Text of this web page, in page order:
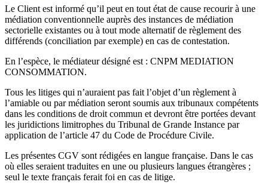
Le Client est informé qu’il peut en tout état de cause recourir à une
médiation conventionnelle auprès des instances de médiation
sectorielle existantes ou à tout mode alternatif de règlement des
différends (conciliation par exemple) en cas de contestation.
En l’espèce, le médiateur désigné est : CNPM MEDIATION
CONSOMMATION.
Tous les litiges qui n’auraient pas fait l’objet d’un règlement à
l’amiable ou par médiation seront soumis aux tribunaux compétents
dans les conditions de droit commun et devront être portées devant
les juridictions limitrophes du Tribunal de Grande Instance par
application de l’article 47 du Code de Procédure Civile.
Les présentes CGV sont rédigées en langue française. Dans le cas
où elles seraient traduites en une ou plusieurs langues étrangères ;
seul le texte français ferait foi en cas de litige.